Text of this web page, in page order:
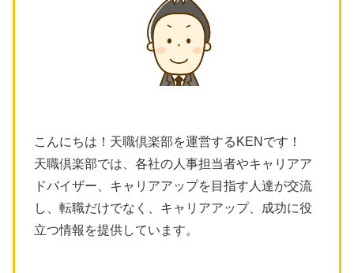
こんにちは！天職倶楽部を運営するKENです！
天職倶楽部では、各社の人事担当者やキャリアア
ドバイザー、キャリアアップを目指す人達が交流
し、転職だけでなく、キャリアアップ、成功に役
立つ情報を提供しています。